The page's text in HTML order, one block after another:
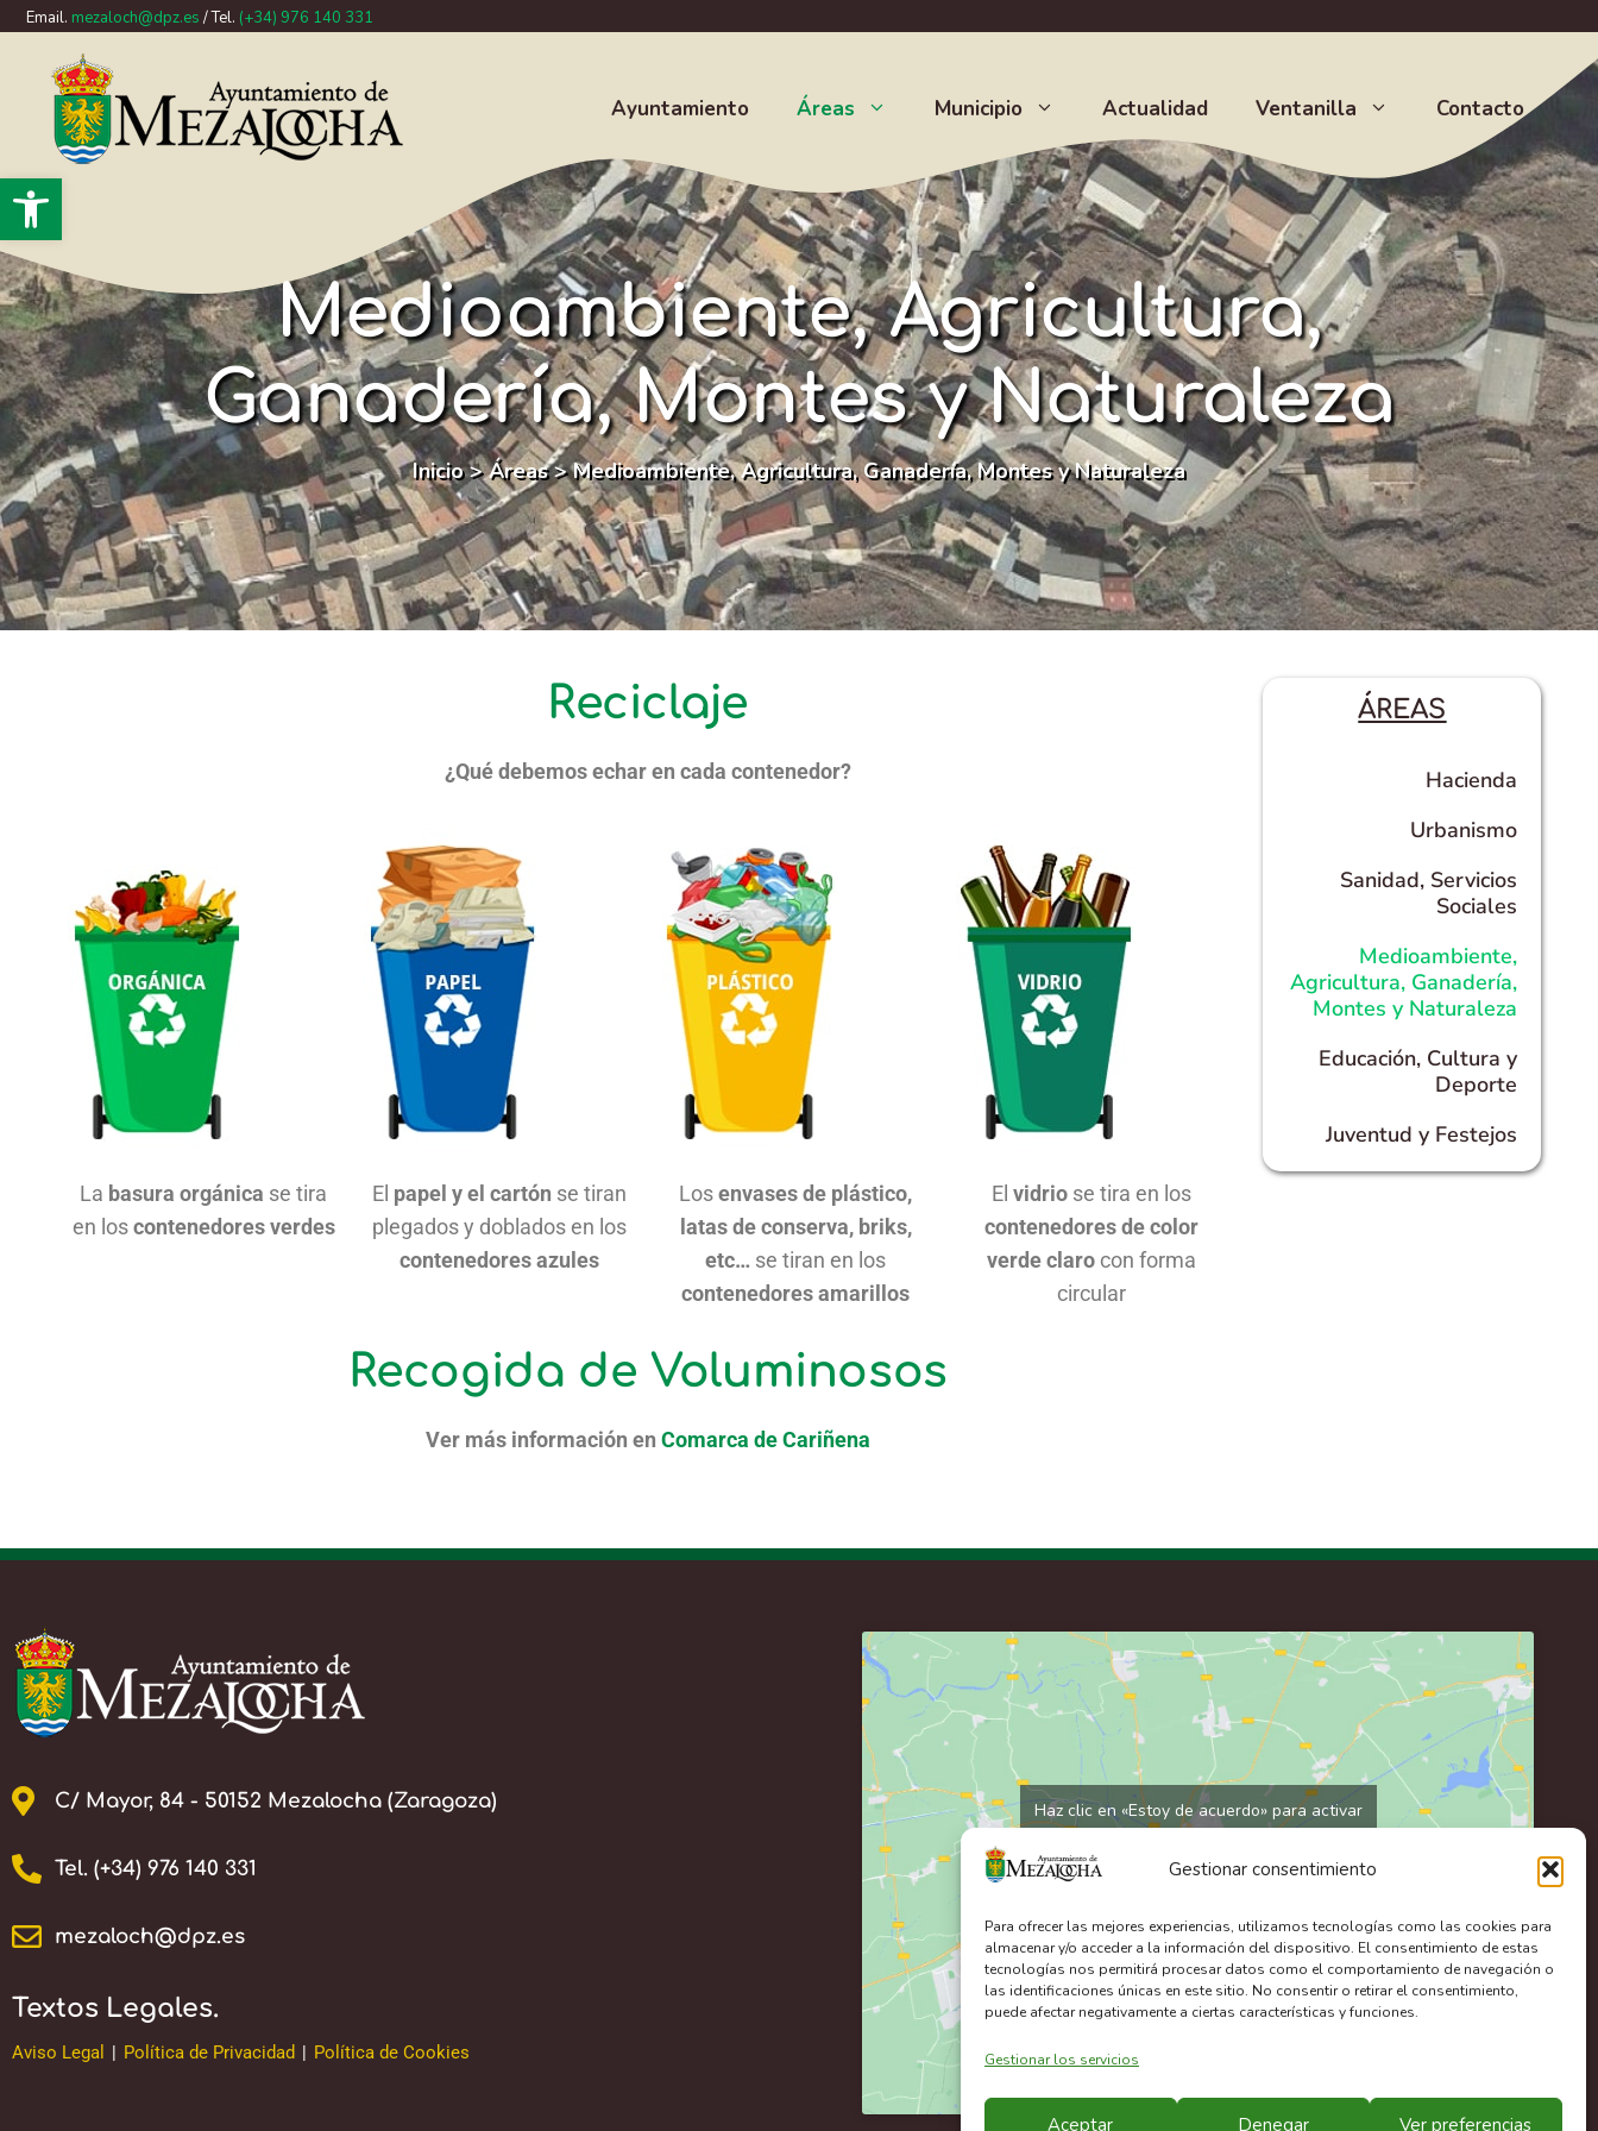
Abrir barra de herramientas
Gestionar consentimiento
Para ofrecer las mejores experiencias, utilizamos tecnologías como las cookies para
almacenar y/o acceder a la información del dispositivo. El consentimiento de estas
tecnologías nos permitirá procesar datos como el comportamiento de navegación o
las identificaciones únicas en este sitio. No consentir o retirar el consentimiento,
puede afectar negativamente a ciertas características y funciones.
Gestionar los servicios
Aceptar Denegar Ver preferencias
Ayuntamiento Áreas Municipio Actualidad Ventanilla Contacto
Email. mezaloch@dpz.es / Tel. (+34) 976 140 331
Medioambiente, Agricultura,
Ganadería, Montes y Naturaleza
Inicio>Áreas>Medioambiente, Agricultura, Ganadería, Montes y Naturaleza
Reciclaje
¿Qué debemos echar en cada contenedor?
La basura orgánica se tira
en loscontenedores verdes
El papel y el cartón se tiran
plegados y doblados en los
contenedores azules
Losenvases de plástico,
latas de conserva, briks,
etc… se tiran en los
contenedores amarillos
El vidrio se tira en los
contenedores de color
verde claro con forma
circular
Recogida de Voluminosos
Ver más información en Comarca de Cariñena
ÁREAS
Hacienda
Urbanismo
Sanidad, Servicios
Sociales
Medioambiente,
Agricultura, Ganadería,
Montes y Naturaleza
Educación, Cultura y
Deporte
Juventud y Festejos
C/ Mayor, 84 - 50152 Mezalocha (Zaragoza)
Tel. (+34) 976 140 331
mezaloch@dpz.es
Textos Legales.
Aviso Legal | Política de Privacidad | Política de Cookies
Haz clic en «Estoy de acuerdo» para activar
Política de cookies
Estoy de acuerdo